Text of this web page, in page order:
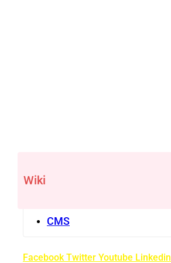
Wiki
CMS
Facebook Twitter Youtube Linkedin